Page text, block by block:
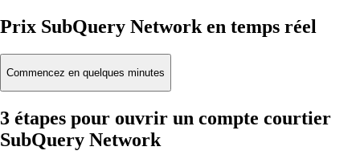
Prix SubQuery Network en temps réel
Commencez en quelques minutes
3 étapes pour ouvrir un compte courtier
SubQuery Network